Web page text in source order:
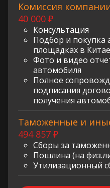
Комиссия
40 000 ₽
Консультация
Подбор и покупка
площадках в Китае
Фото и видео
автомобиля
Полное
подписания
получения
Таможенные и
494 857 ₽
Сборы за
Пошлина (на
Утилизационный